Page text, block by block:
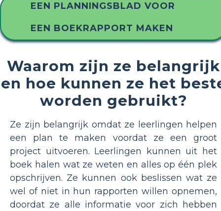
EEN PLANNINGSBLAD VOOR
EEN BOEKRAPPORT MAKEN
Waarom zijn ze belangrijk
en hoe kunnen ze het
worden gebruikt?
Ze zijn belangrijk omdat ze leerlingen helpen
een plan te maken voordat ze een groot
project uitvoeren. Leerlingen kunnen uit het
boek halen wat ze weten en alles op één plek
opschrijven. Ze kunnen ook beslissen wat ze
wel of niet in hun rapporten willen opnemen,
doordat ze alle informatie voor zich hebben